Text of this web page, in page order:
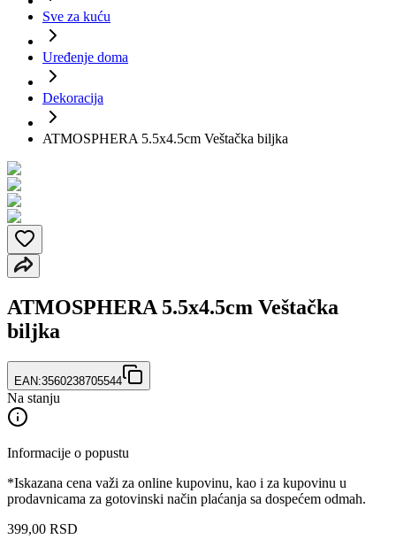
Sve za kuću
Uređenje doma
Dekoracija
ATMOSPHERA 5.5x4.5cm Veštačka biljka
ATMOSPHERA 5.5x4.5cm Veštačka
biljka
EAN:3560238705544
Na stanju
Informacije o popustu
*Iskazana cena važi za online kupovinu, kao i za kupovinu u
prodavnicama za gotovinski način plaćanja sa dospećem odmah.
399,00 RSD